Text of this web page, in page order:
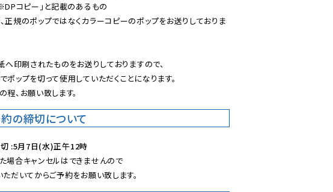
コピー」と記載のあるもの
正規のポップではなくカラーコピーのポップをお送りしておりま
へ印刷されたものをお送りしておりますので、
ポップを切って使用していただくことになります。
、お願い致します。
の締切について
:5月7日(水)正午12時
場合キャンセルはできませんので
ただいてからご予約をお願い致します。